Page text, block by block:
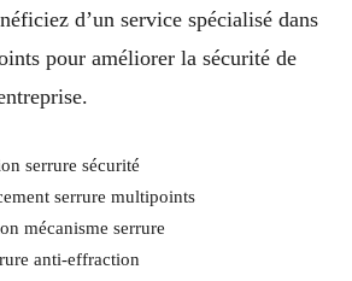
d’un service spécialisé dans
pour améliorer la sécurité de
serrure sécurité
serrure multipoints
mécanisme serrure
anti-effraction